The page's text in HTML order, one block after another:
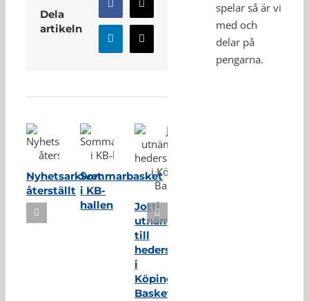
Dela
artikeln
Facebook
X
LinkedInE-
post
Nyhetsarkivet
återställt
Sommarbasket
i KB-
hallen
Jotti
utnämnd
till
hedersmedlem
i
Köping
Basket
spelar så är vi
med och
delar på
pengarna.